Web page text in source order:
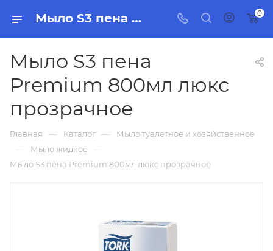
Мыло S3 пена Premium 800мл люкс прозрачное, бытовая химия, товары для уборки для дома и офиса. 0
Мыло S3 пена
Premium 800мл люкс
прозрачное
Главная — Каталог — Мыло туалетное и хозяйственное
— Мыло жидкое —
Мыло S3 пена Premium 800мл люкс прозрачное